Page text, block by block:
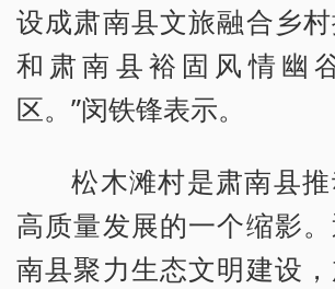
设成肃南县文旅融合乡
和肃南县裕固风情幽
区。”闵铁锋表示。
松木滩村是肃南县
高质量发展的一个缩影
南县聚力生态文明建设